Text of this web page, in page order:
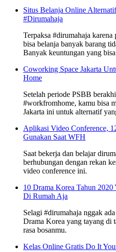
Situs Belanja Online
#Dirumahaja
Terpaksa #dirumahaja
bisa belanja banyak barang
Banyak keuntungan yang
Coworking Space Jakarta
Home
Setelah periode PSBB
#workfromhome, kamu bisa
Jakarta ini untuk alternatif
Aplikasi Video Conference,
Gunakan Saat WFH
Saat bekerja dan belajar
berhubungan dengan rekan
video conference ini.
10 Drama Korea Tahun
Di Rumah Aja
Selagi #dirumahaja nggak
Drama Korea yang tayang di
rasa bosanmu.
Kelas Online Gratis Do It